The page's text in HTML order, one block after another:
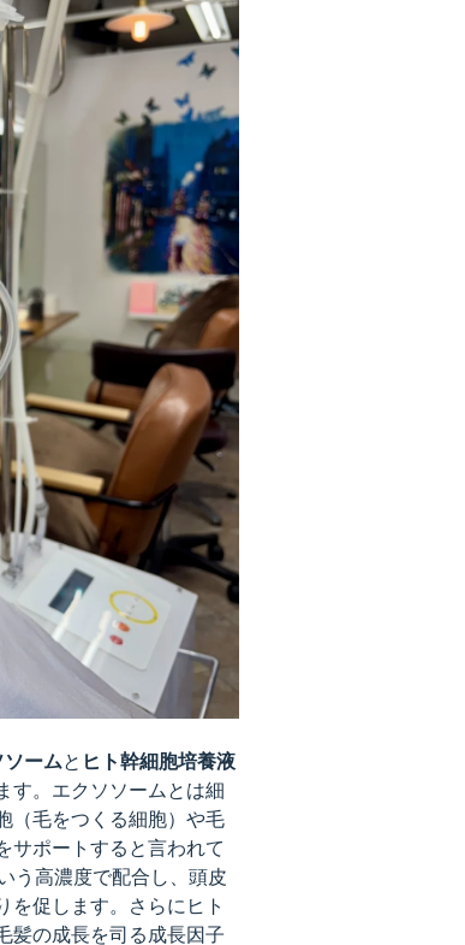
ソームと ヒト幹細胞培養液
す。エクソソームとは細
（毛をつくる細胞）や毛
サポートすると言われて
う高濃度で配合し、頭皮
を促します。さらにヒト
髪の成長を司る成長因子